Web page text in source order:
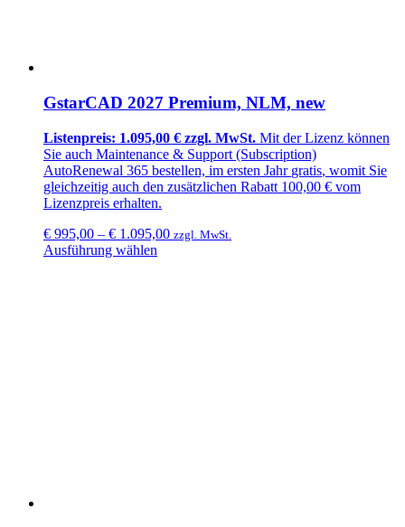
GstarCAD 2027 Premium, NLM, new
Listenpreis: 1.095,00 € zzgl. MwSt. Mit der Lizenz können
Sie auch Maintenance & Support (Subscription)
AutoRenewal 365 bestellen, im ersten Jahr gratis, womit Sie
gleichzeitig auch den zusätzlichen Rabatt 100,00 € vom
Lizenzpreis erhalten.
€ 995,00 – € 1.095,00 zzgl. MwSt.
Ausführung wählen